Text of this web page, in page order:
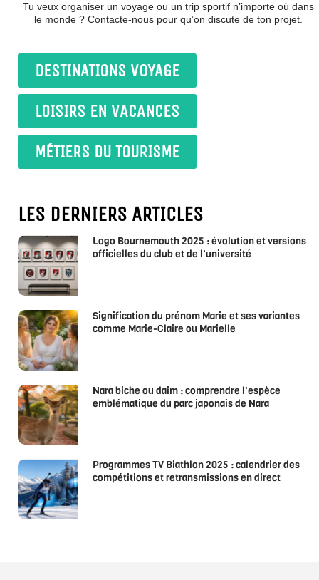
Tu veux organiser un voyage ou un trip sportif n’importe où dans
le monde ? Contacte-nous pour qu’on discute de ton projet.
DESTINATIONS VOYAGE
LOISIRS EN VACANCES
MÉTIERS DU TOURISME
LES DERNIERS ARTICLES
Logo Bournemouth 2025 : évolution et versions
officielles du club et de l’université
Signification du prénom Marie et ses variantes
comme Marie-Claire ou Marielle
Nara biche ou daim : comprendre l’espèce
emblématique du parc japonais de Nara
Programmes TV Biathlon 2025 : calendrier des
compétitions et retransmissions en direct